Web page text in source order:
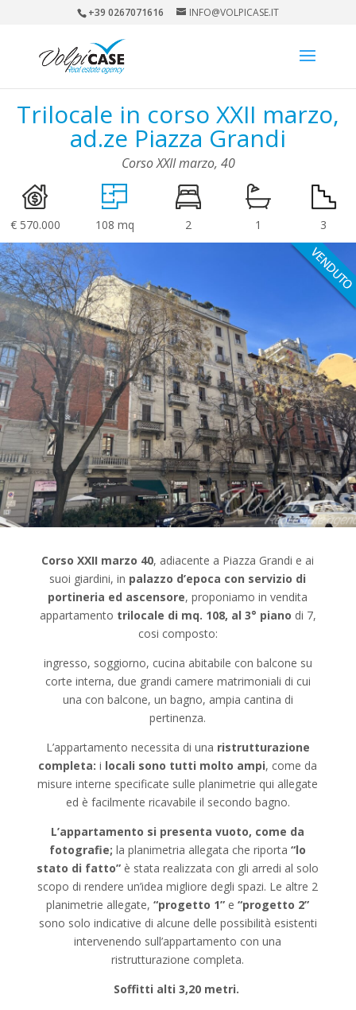
+39 0267071616 INFO@VOLPICASE.IT
Trilocale in corso XXII marzo,
ad.ze Piazza Grandi
Corso XXII marzo, 40
€ 570.000 108 mq 2 1 3
Corso XXII marzo 40, adiacente a Piazza Grandi e ai
suoi giardini, in palazzo d’epoca con servizio di
portineria ed ascensore, proponiamo in vendita
appartamento trilocale di mq. 108, al 3° piano di 7,
cosi composto:
ingresso, soggiorno, cucina abitabile con balcone su
corte interna, due grandi camere matrimoniali di cui
una con balcone, un bagno, ampia cantina di
pertinenza.
L’appartamento necessita di una ristrutturazione
completa:i locali sono tutti molto ampi, come da
misure interne specificate sulle planimetrie qui allegate
ed è facilmente ricavabile il secondo bagno.
L’appartamento si presenta vuoto, come da
fotografie; la planimetria allegata che riporta“lo
stato di fatto” è stata realizzata con gli arredi al solo
scopo di rendere un’idea migliore degli spazi. Le altre 2
planimetrie allegate,“progetto 1” e“progetto 2”
sono solo indicative di alcune delle possibilità esistenti
intervenendo sull’appartamento con una
ristrutturazione completa.
Soffitti alti 3,20 metri.